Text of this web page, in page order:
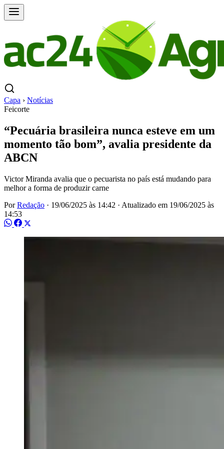
Capa › Notícias
Feicorte
“Pecuária brasileira nunca esteve em um
momento tão bom”, avalia presidente da
ABCN
Victor Miranda avalia que o pecuarista no país está mudando para
melhor a forma de produzir carne
PorRedação · 19/06/2025 às 14:42 · Atualizado em 19/06/2025 às
14:53